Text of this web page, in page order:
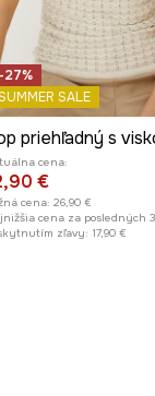
-27%
SALE
priehľadný s
cena:
€
cena: 26,90 €
cena za posledných
zľavy: 17,90 €